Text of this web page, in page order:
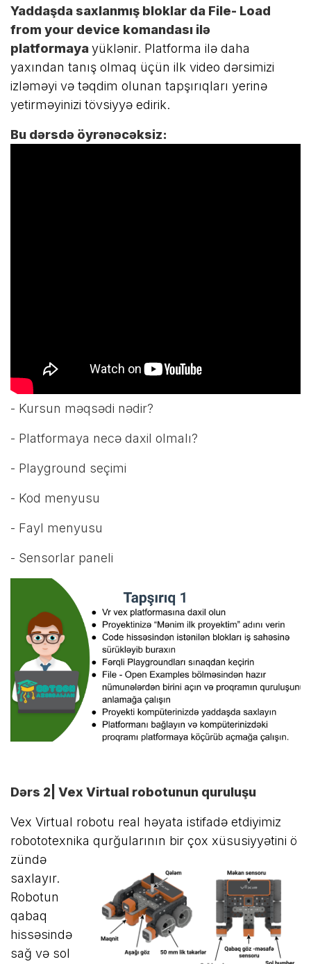
Yaddaşda saxlanmış bloklar da File- Load
from your device komandası ilə
platformayayüklənir. Platforma ilə daha
yaxından tanış olmaq üçün ilk video dərsimizi
izləməyi və təqdim olunan tapşırıqları yerinə
yetirməyinizi tövsiyyə edirik.
Bu dərsdə öyrənəcəksiz:
- Kursun məqsədi nədir?
- Platformaya necə daxil olmalı?
- Playground seçimi
- Kod menyusu
- Fayl menyusu
- Sensorlar paneli
Dərs 2| Vex Virtual robotunun quruluşu
Vex Virtual robotu real həyata istifadə etdiyimiz
robototexnika qurğularının bir çox xüsusiyyətini ö
zündə
saxlayır.
Robotun
qabaq
hissəsində
sağ və sol